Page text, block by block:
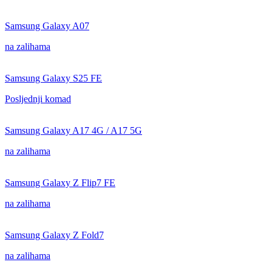
Samsung Galaxy A07
na zalihama
Samsung Galaxy S25 FE
Posljednji komad
Samsung Galaxy A17 4G / A17 5G
na zalihama
Samsung Galaxy Z Flip7 FE
na zalihama
Samsung Galaxy Z Fold7
na zalihama